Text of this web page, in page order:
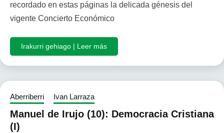
recordado en estas páginas la delicada génesis del
vigente Concierto Económico
Irakurri gehiago | Leer más
Aberriberri Ivan Larraza
Manuel de Irujo (10): Democracia Cristiana
(I)